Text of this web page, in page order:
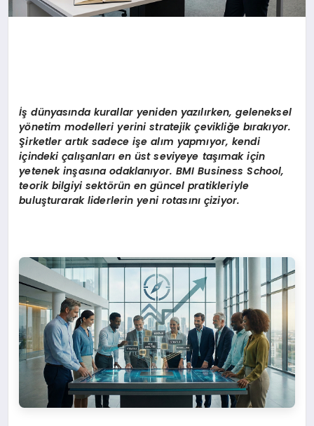
İş dünyasında kurallar yeniden yazılırken, geleneksel
yönetim modelleri yerini stratejik çevikliğe bırakıyor.
Şirketler artık sadece işe alım yapmıyor, kendi
içindeki çalışanları en üst seviyeye taşımak için
yetenek inşasına odaklanıyor. BMI Business School,
teorik bilgiyi sektörün en güncel pratikleriyle
buluşturarak liderlerin yeni rotasını çiziyor.